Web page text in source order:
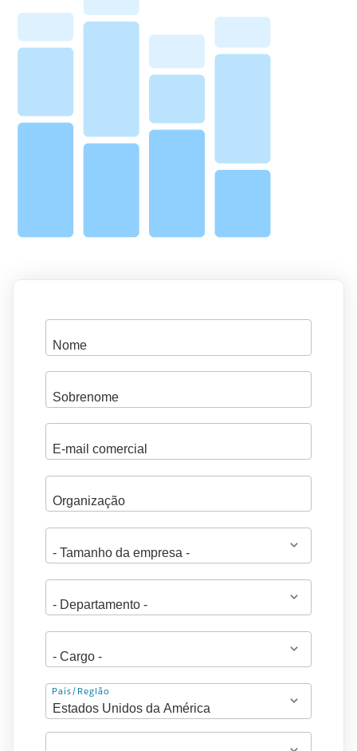
Endereço
País/Região